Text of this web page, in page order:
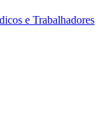
e Trabalhadores